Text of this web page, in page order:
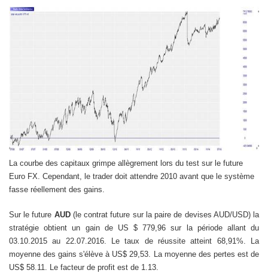
La courbe des capitaux grimpe allègrement lors du test sur le future
Euro FX. Cependant, le trader doit attendre 2010 avant que le système
fasse réellement des gains.
Sur le future AUD(le contrat future sur la paire de devises AUD/USD) la
stratégie obtient un gain de US $ 779,96 sur la période allant du
03.10.2015 au 22.07.2016. Le taux de réussite atteint 68,91%. La
moyenne des gains s'élève à US$ 29,53. La moyenne des pertes est de
US$ 58.11. Le facteur de profit est de 1.13.